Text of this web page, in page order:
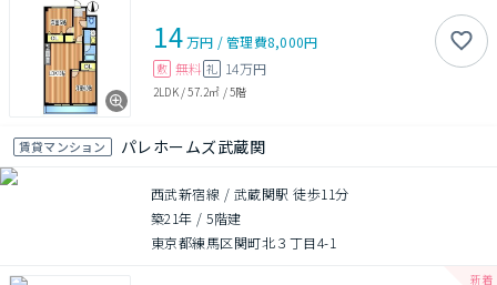
14万円 /管理費8,000円
敷 無料 礼 14万円
2LDK/57.2㎡ /5階
賃貸マンション パレホームズ武蔵関
西武新宿線 / 武蔵関駅 徒歩11分
築21年 /5階建
東京都練馬区関町北３丁目4-1